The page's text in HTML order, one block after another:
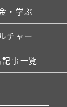
・学ぶ
チャー
記事一覧